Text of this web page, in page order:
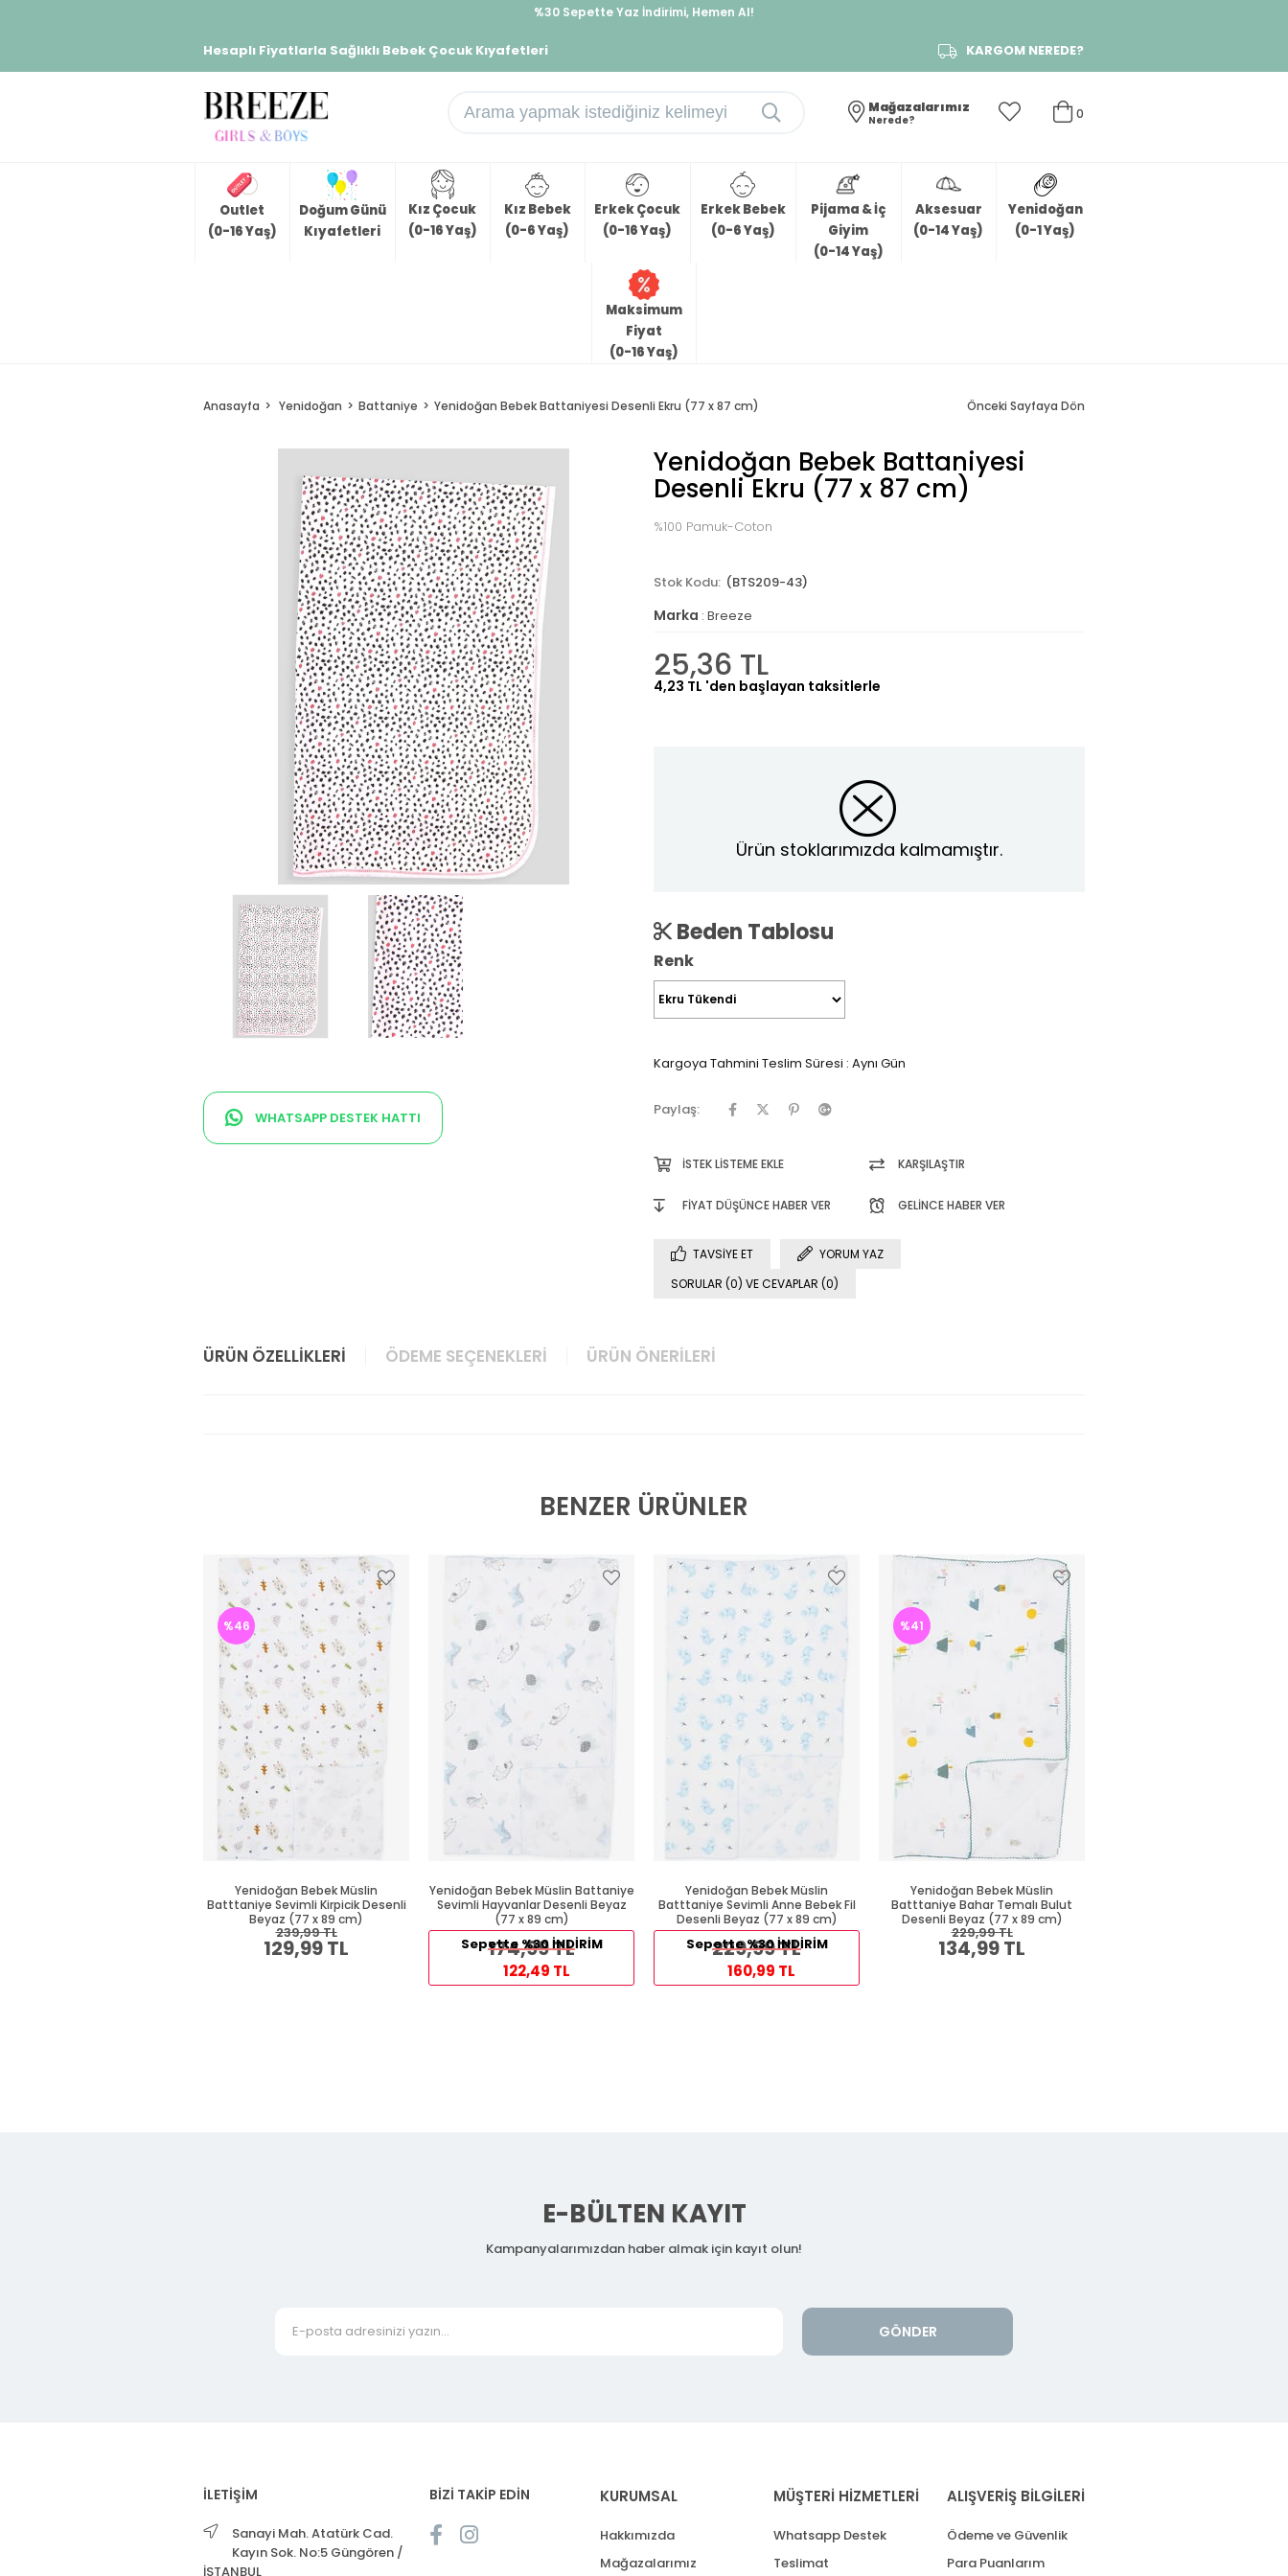
%30 Sepette Yaz İndirimi, Hemen Al!
Hesaplı Fiyatlarla Sağlıklı Bebek Çocuk Kıyafetleri KARGOM NEREDE?
0
Mağazalarımız
Nerede?
Outlet
(0-16 Yaş)
Doğum Günü
Kıyafetleri
Kız Çocuk
(0-16 Yaş)
Kız Bebek
(0-6 Yaş)
Erkek Çocuk
(0-16 Yaş)
Erkek Bebek
(0-6 Yaş)
Pijama & İç
Giyim
(0-14 Yaş)
Aksesuar
(0-14 Yaş)
Yenidoğan
(0-1 Yaş)
Maksimum
Fiyat
(0-16 Yaş)
Anasayfa Yenidoğan Battaniye Yenidoğan Bebek Battaniyesi Desenli Ekru (77 x 87 cm) Önceki Sayfaya Dön
WHATSAPP DESTEK HATTI
Yenidoğan Bebek Battaniyesi
Desenli Ekru (77 x 87 cm)
%100 Pamuk-Coton
(BTS209-43)
Marka : Breeze
25,36 TL
4,23 TL 'den başlayan taksitlerle
Ürün stoklarımızda kalmamıştır.
Beden Tablosu
Renk
Kargoya Tahmini Teslim Süresi : Aynı Gün
Paylaş:
İSTEK LISTEME EKLE KARŞILAŞTIR
FIYAT DÜŞÜNCE HABER VER GELINCE HABER VER
TAVSIYE ET
YORUM YAZ
SORULAR (0) VE CEVAPLAR (0)
ÜRÜN ÖZELLIKLERI ÖDEME SEÇENEKLERI ÜRÜN ÖNERILERI
BENZER ÜRÜNLER
Yenidoğan Bebek Müslin
Batttaniye Sevimli Kirpicik Desenli
Beyaz (77 x 89 cm)
129,99 TL
239,99 TL
%46
Yenidoğan Bebek Müslin Battaniye
Sevimli Hayvanlar Desenli Beyaz
(77 x 89 cm)
174,99 TL
Sepette %30 İNDİRİM
122,49 TL
Yenidoğan Bebek Müslin
Batttaniye Sevimli Anne Bebek Fil
Desenli Beyaz (77 x 89 cm)
229,99 TL
Sepette %30 İNDİRİM
160,99 TL
Yenidoğan Bebek Müslin
Batttaniye Bahar Temalı Bulut
Desenli Beyaz (77 x 89 cm)
134,99 TL
229,99 TL
%41
E-BÜLTEN KAYIT
Kampanyalarımızdan haber almak için kayıt olun!
GÖNDER
İLETİŞİM
Sanayi Mah. Atatürk Cad.
Kayın Sok. No:5 Güngören /
İSTANBUL
BİZİ TAKİP EDİN KURUMSAL
Hakkımızda
Mağazalarımız
MÜŞTERİ HİZMETLERİ
Whatsapp Destek
Teslimat
ALIŞVERİŞ BİLGİLERİ
Ödeme ve Güvenlik
Para Puanlarım